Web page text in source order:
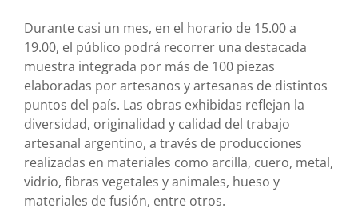
Durante casi un mes, en el horario de 15.00 a
19.00, el público podrá recorrer una destacada
muestra integrada por más de 100 piezas
elaboradas por artesanos y artesanas de distintos
puntos del país. Las obras exhibidas reflejan la
diversidad, originalidad y calidad del trabajo
artesanal argentino, a través de producciones
realizadas en materiales como arcilla, cuero, metal,
vidrio, fibras vegetales y animales, hueso y
materiales de fusión, entre otros.